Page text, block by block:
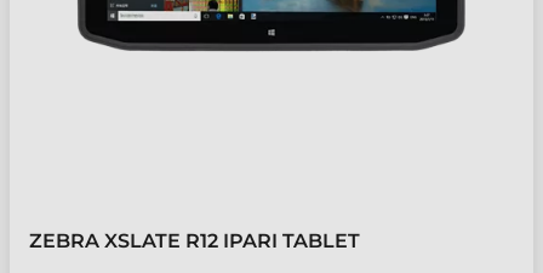
ZEBRA XSLATE R12 IPARI TABLET